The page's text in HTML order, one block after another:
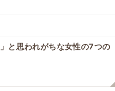
と思われがちな女性の7つの